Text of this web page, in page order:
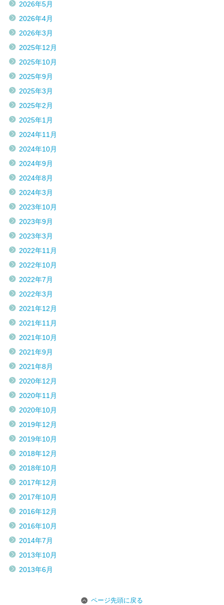
2026年5月
2026年4月
2026年3月
2025年12月
2025年10月
2025年9月
2025年3月
2025年2月
2025年1月
2024年11月
2024年10月
2024年9月
2024年8月
2024年3月
2023年10月
2023年9月
2023年3月
2022年11月
2022年10月
2022年7月
2022年3月
2021年12月
2021年11月
2021年10月
2021年9月
2021年8月
2020年12月
2020年11月
2020年10月
2019年12月
2019年10月
2018年12月
2018年10月
2017年12月
2017年10月
2016年12月
2016年10月
2014年7月
2013年10月
2013年6月
ページ先頭に戻る